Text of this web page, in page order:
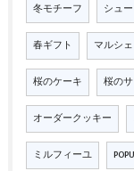
冬モチーフ シュ
春ギフト マルシェ
桜のケーキ 桜の
オーダークッキー
ミルフィーユ